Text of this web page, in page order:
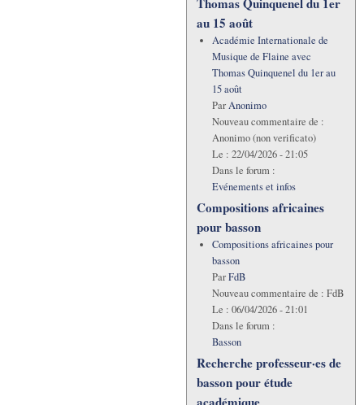
au 15 août
Académie Internationale de
Musique de Flaine avec
Thomas Quinquenel du 1er au
15 août
ParAnonimo
Nouveau commentaire de :
Anonimo (non verificato)
Le : 22/04/2026 - 21:05
Dans le forum :
Evénements et infos
Compositions africaines
pour basson
Compositions africaines pour
basson
ParFdB
Nouveau commentaire de : FdB
Le : 06/04/2026 - 21:01
Dans le forum :
Basson
Recherche professeur·es de
basson pour étude